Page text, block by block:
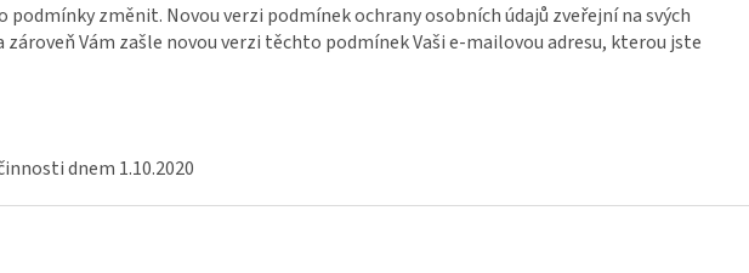
podmínky změnit. Novou verzi podmínek ochrany osobních údajů zveřejní na svých
Vám zašle novou verzi těchto podmínek Vaši e-mailovou adresu, kterou jste
dnem 1.10.2020